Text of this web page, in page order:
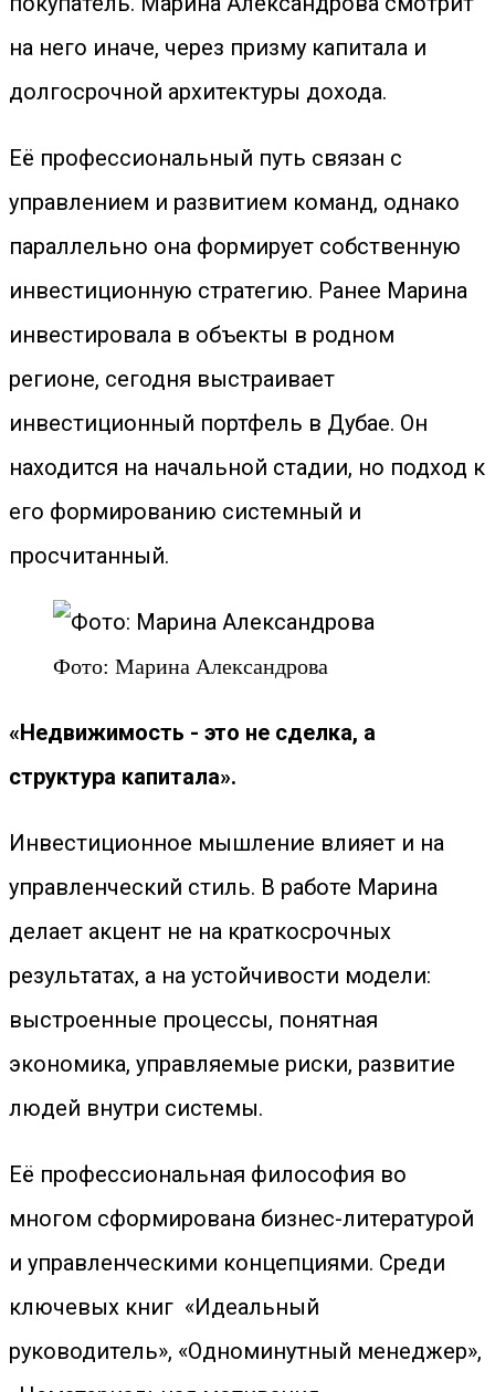
на него иначе, через призму капитала и
долгосрочной архитектуры дохода.
Её профессиональный путь связан с
управлением и развитием команд, однако
параллельно она формирует собственную
инвестиционную стратегию. Ранее Марина
инвестировала в объекты в родном
регионе, сегодня выстраивает
инвестиционный портфель в Дубае. Он
находится на начальной стадии, но подход к
его формированию системный и
просчитанный.
Фото: Марина Александрова
«Недвижимость - это не сделка, а
структура капитала».
Инвестиционное мышление влияет и на
управленческий стиль. В работе Марина
делает акцент не на краткосрочных
результатах, а на устойчивости модели:
выстроенные процессы, понятная
экономика, управляемые риски, развитие
людей внутри системы.
Её профессиональная философия во
многом сформирована бизнес-литературой
и управленческими концепциями. Среди
ключевых книг «Идеальный
руководитель», «Одноминутный менеджер»,